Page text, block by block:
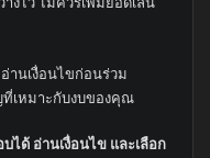
านเงื่อนไขก่อนร่วม
ที่เหมาะกับงบของคุณ
ได้ อ่านเงื่อนไข และเลือก